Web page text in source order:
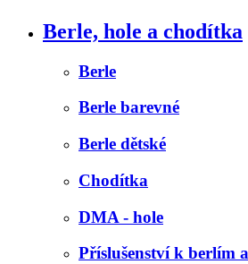
Berle, hole a chodítka
Berle
Berle barevné
Berle dětské
Chodítka
DMA - hole
Příslušenství k berlím